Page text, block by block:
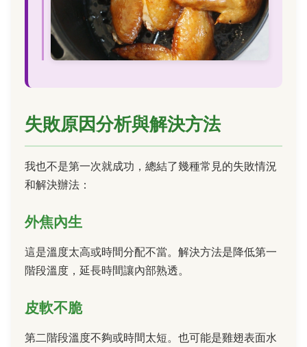
失敗原因分析與解決方法
我也不是第一次就成功，總結了幾種常見的失敗情況
和解決辦法：
外焦內生
這是溫度太高或時間分配不當。解決方法是降低第一
階段溫度，延長時間讓內部熟透。
皮軟不脆
第二階段溫度不夠或時間太短。也可能是雞翅表面水